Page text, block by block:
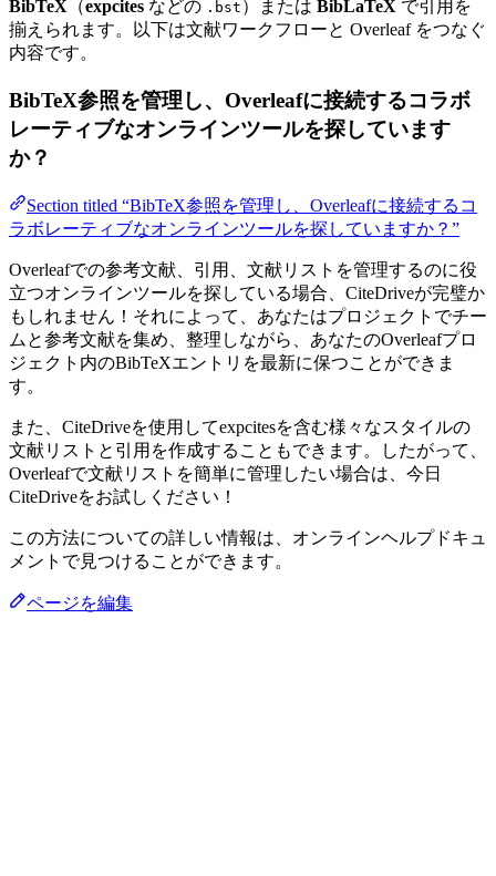
BibTeX （expcites などの .bst ）または BibLaTeX で引用を
揃えられます。以下は文献ワークフローと Overleaf をつなぐ
内容です。
BibTeX参照を管理し、Overleafに接続するコラボ
レーティブなオンラインツールを探しています
か？
Section titled “BibTeX参照を管理し、Overleafに接続するコ
ラボレーティブなオンラインツールを探していますか？”
Overleafでの参考文献、引用、文献リストを管理するのに役
立つオンラインツールを探している場合、CiteDriveが完璧か
もしれません！それによって、あなたはプロジェクトでチー
ムと参考文献を集め、整理しながら、あなたのOverleafプロ
ジェクト内のBibTeXエントリを最新に保つことができま
す。
また、CiteDriveを使用してexpcitesを含む様々なスタイルの
文献リストと引用を作成することもできます。したがって、
Overleafで文献リストを簡単に管理したい場合は、今日
CiteDriveをお試しください！
この方法についての詳しい情報は、オンラインヘルプドキュ
メントで見つけることができます。
ページを編集